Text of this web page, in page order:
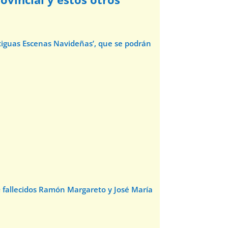
Escenas Navideñas’, que se podrán
Ramón Margareto y José María